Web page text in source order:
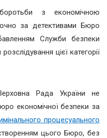
з економічною
за детективами Бюро
Служби безпеки
цієї категорії
Рада України не
економічної безпеки за
процесуального
цього Бюро, без